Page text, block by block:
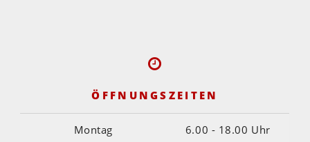
ÖFFNUNGSZEITEN
Montag 6.00 - 18.00 Uhr